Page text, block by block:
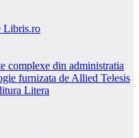
Libris.ro
complexe din administratia
furnizata de Allied Telesis
Litera